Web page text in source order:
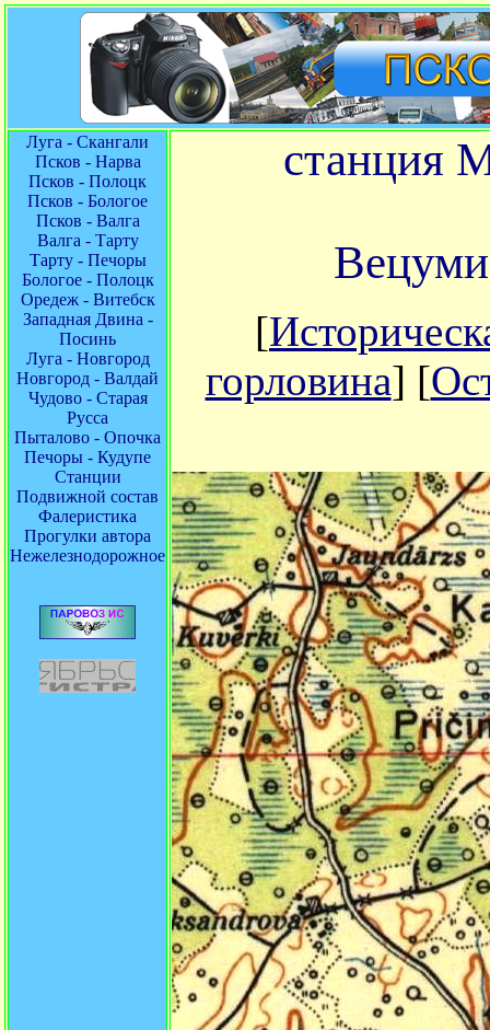
Луга - Скангали
Псков - Нарва
Псков - Полоцк
Псков - Бологое
Псков - Валга
Валга - Тарту
Тарту - Печоры
Бологое - Полоцк
Оредеж - Витебск
Западная Двина -
Посинь
Луга - Новгород
Новгород - Валдай
Чудово - Старая
Русса
Пыталово - Опочка
Печоры - Кудупе
Станции
Подвижной состав
Фалеристика
Прогулки автора
Нежелезнодорожное
станция
Вецуми
[
горловина] [